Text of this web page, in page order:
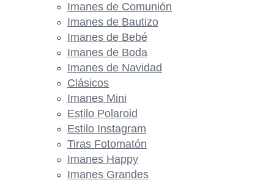
Imanes de Comunión
Imanes de Bautizo
Imanes de Bebé
Imanes de Boda
Imanes de Navidad
Clásicos
Imanes Mini
Estilo Polaroid
Estilo Instagram
Tiras Fotomatón
Imanes Happy
Imanes Grandes